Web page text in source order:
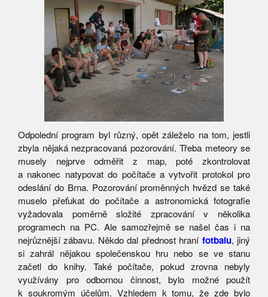
Odpolední program byl různý, opět záleželo na tom, jestli
zbyla nějaká nezpracovaná pozorování. Třeba meteory se
musely nejprve odměřit z map, poté zkontrolovat
a nakonec natypovat do počítače a vytvořit protokol pro
odeslání do Brna. Pozorování proměnných hvězd se také
muselo přeťukat do počítače a astronomická fotografie
vyžadovala poměrně složité zpracování v několika
programech na PC. Ale samozřejmě se našel čas i na
nejrůznější zábavu. Někdo dal přednost hraní fotbalu, jiný
si zahrál nějakou společenskou hru nebo se ve stanu
začetl do knihy. Také počítače, pokud zrovna nebyly
využívány pro odbornou činnost, bylo možné použít
k soukromým účelům. Vzhledem k tomu, že zde bylo